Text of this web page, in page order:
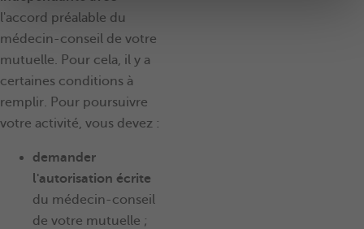
l'accord préalable du
médecin-conseil de votre
mutuelle. Pour cela, il y a
certaines conditions à
remplir. Pour poursuivre
votre activité, vous devez :
demander
l'autorisation écrite
du médecin-conseil
de votre mutuelle ;